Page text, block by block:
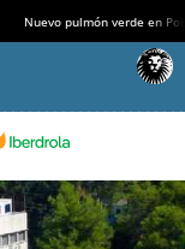
Nuevo pulmón verde en